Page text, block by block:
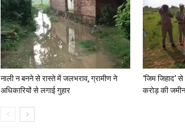
नाली न बनने से रास्ते में जलभराव, ग्रामीण ने
अधिकारियों से लगाई गुहार
‘जिम जिहाद’
करोड़ की